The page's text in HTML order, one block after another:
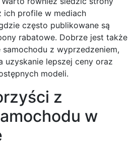
ich profile w mediach
często publikowane są
rabatowe. Dobrze jest także
z wyprzedzeniem,
uzyskanie lepszej ceny oraz
modeli.
z
w